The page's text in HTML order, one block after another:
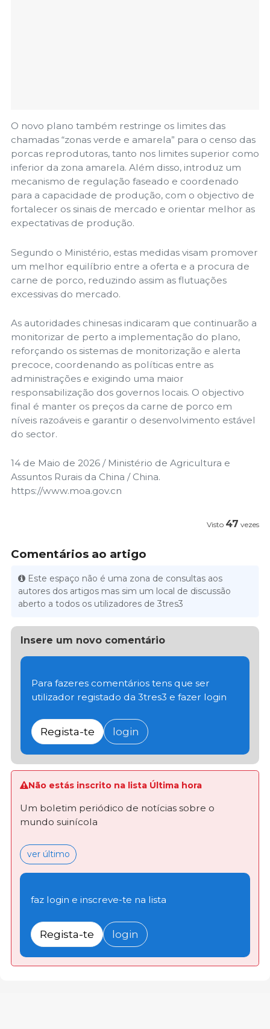
O novo plano também restringe os limites das
chamadas “zonas verde e amarela” para o censo das
porcas reprodutoras, tanto nos limites superior como
inferior da zona amarela. Além disso, introduz um
mecanismo de regulação faseado e coordenado
para a capacidade de produção, com o objectivo de
fortalecer os sinais de mercado e orientar melhor as
expectativas de produção.
Segundo o Ministério, estas medidas visam promover
um melhor equilíbrio entre a oferta e a procura de
carne de porco, reduzindo assim as flutuações
excessivas do mercado.
As autoridades chinesas indicaram que continuarão a
monitorizar de perto a implementação do plano,
reforçando os sistemas de monitorização e alerta
precoce, coordenando as políticas entre as
administrações e exigindo uma maior
responsabilização dos governos locais. O objectivo
final é manter os preços da carne de porco em
níveis razoáveis ​​e garantir o desenvolvimento estável
do sector.
14 de Maio de 2026 / Ministério de Agricultura e
Assuntos Rurais da China / China.
https://www.moa.gov.cn
Visto 47 vezes
Comentários ao artigo
Este espaço não é uma zona de consultas aos
autores dos artigos mas sim um local de discussão
aberto a todos os utilizadores de 3tres3
Insere um novo comentário
Para fazeres comentários tens que ser
utilizador registado da 3tres3 e fazer login
Regista-te login
Não estás inscrito na lista Última hora
Um boletim periódico de notícias sobre o
mundo suinícola
ver último
faz login e inscreve-te na lista
Regista-te login